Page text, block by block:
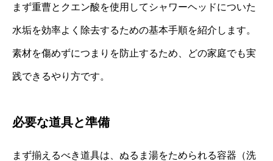
まず重曹とクエン酸を使用してシャワーヘッドについた
水垢を効率よく除去するための基本手順を紹介します。
素材を傷めずにつまりを防止するため、どの家庭でも実
践できるやり方です。
必要な道具と準備
まず揃えるべき道具は、ぬるま湯をためられる容器（洗